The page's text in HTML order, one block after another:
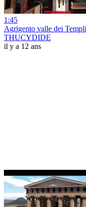
1:45
Agrigento valle dei
THUCYDIDE
il y a 12 ans